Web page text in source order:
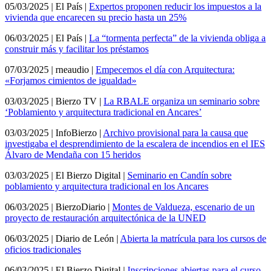
05/03/2025 | El País | Expertos proponen reducir los impuestos a la
vivienda que encarecen su precio hasta un 25%
06/03/2025 | El País | La “tormenta perfecta” de la vivienda obliga a
construir más y facilitar los préstamos
07/03/2025 | rneaudio | Empecemos el día con Arquitectura:
«Forjamos cimientos de igualdad»
03/03/2025 | Bierzo TV | La RBALE organiza un seminario sobre
‘Poblamiento y arquitectura tradicional en Ancares’
03/03/2025 | InfoBierzo | Archivo provisional para la causa que
investigaba el desprendimiento de la escalera de incendios en el IES
Álvaro de Mendaña con 15 heridos
03/03/2025 | El Bierzo Digital | Seminario en Candín sobre
poblamiento y arquitectura tradicional en los Ancares
06/03/2025 | BierzoDiario | Montes de Valdueza, escenario de un
proyecto de restauración arquitectónica de la UNED
06/03/2025 | Diario de León | Abierta la matrícula para los cursos de
oficios tradicionales